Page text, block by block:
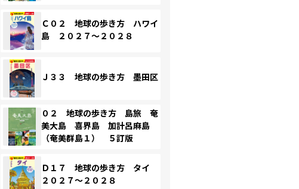
Ｃ０２ 地球の歩き方 ハワイ
島 ２０２７～２０２８
Ｊ３３ 地球の歩き方 墨田区
０２ 地球の歩き方 島旅 奄
美大島 喜界島 加計呂麻島
（奄美群島１） ５訂版
Ｄ１７ 地球の歩き方 タイ
２０２７～２０２８